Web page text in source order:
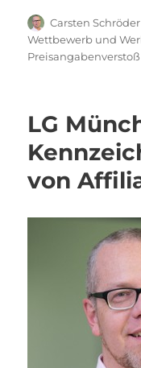
Autor
Carsten Schröder
Wettbewerb und
LG
von